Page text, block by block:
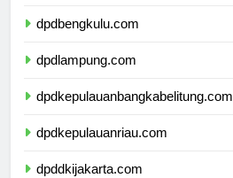
dpdbengkulu.com
dpdlampung.com
dpdkepulauanbangkabelitung.com
dpdkepulauanriau.com
dpddkijakarta.com